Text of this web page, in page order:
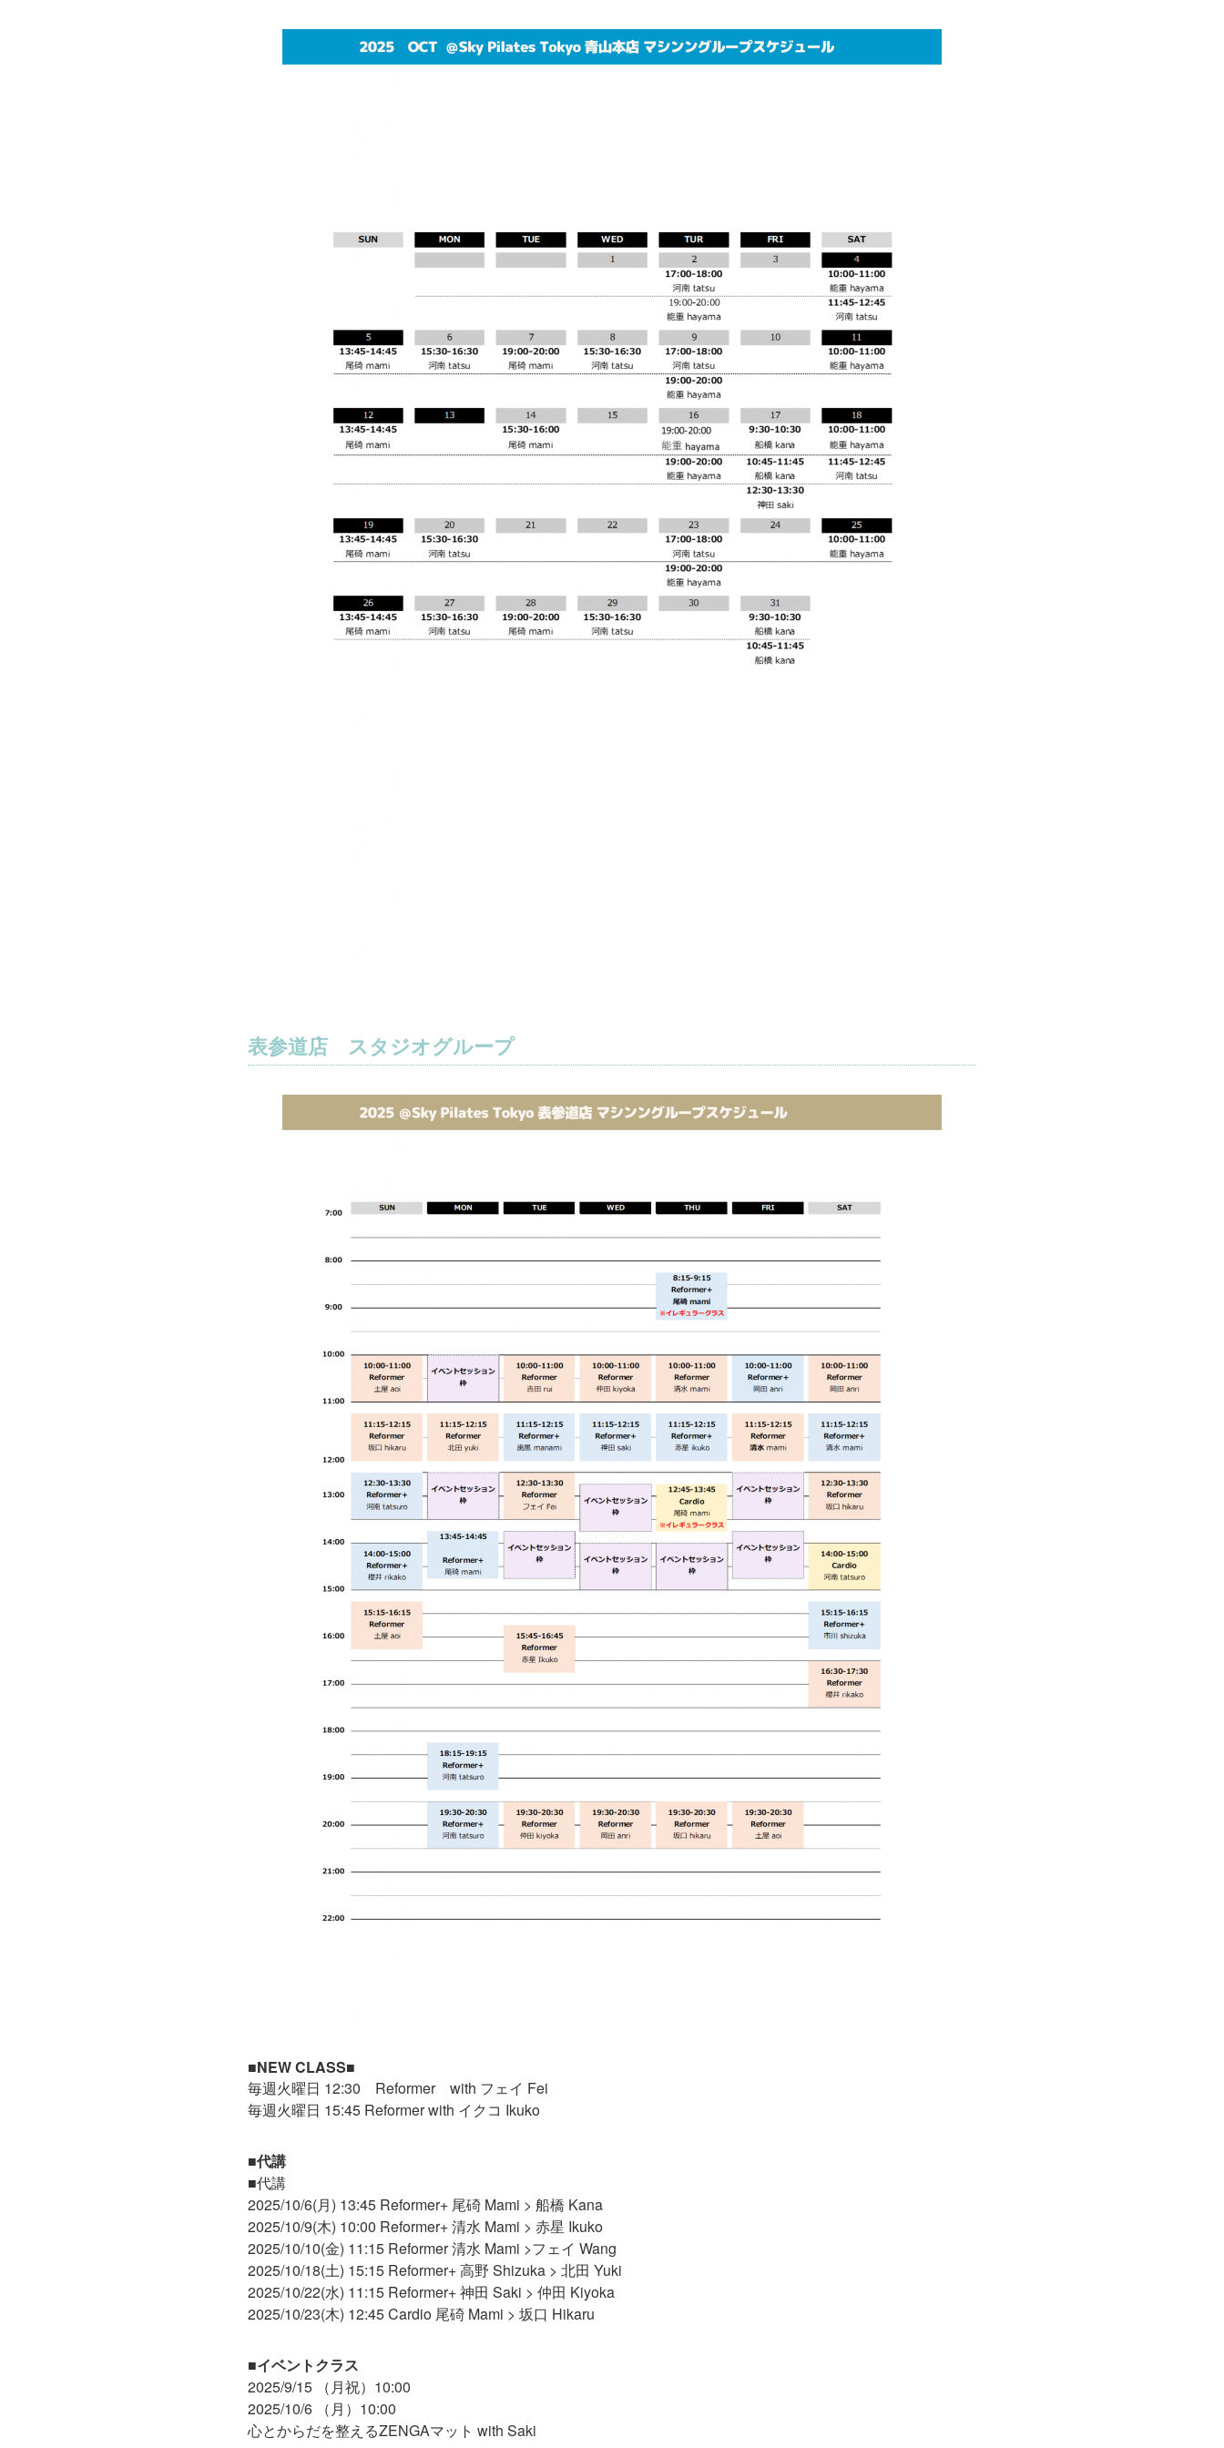
表参道店 スタジオグループ
■NEW CLASS■
毎週火曜日 12:30 Reformer with フェイ Fei
毎週火曜日 15:45 Reformer with イクコ Ikuko
■代講
■代講
2025/10/6(月) 13:45 Reformer+ 尾碕 Mami > 船橋 Kana
2025/10/9(木) 10:00 Reformer+ 清水 Mami > 赤星 Ikuko
2025/10/10(金) 11:15 Reformer 清水 Mami >フェイ Wang
2025/10/18(土) 15:15 Reformer+ 高野 Shizuka > 北田 Yuki
2025/10/22(水) 11:15 Reformer+ 神田 Saki > 仲田 Kiyoka
2025/10/23(木) 12:45 Cardio 尾碕 Mami > 坂口 Hikaru
■イベントクラス
2025/9/15 （月祝）10:00
2025/10/6 （月）10:00
心とからだを整えるZENGAマット with Saki